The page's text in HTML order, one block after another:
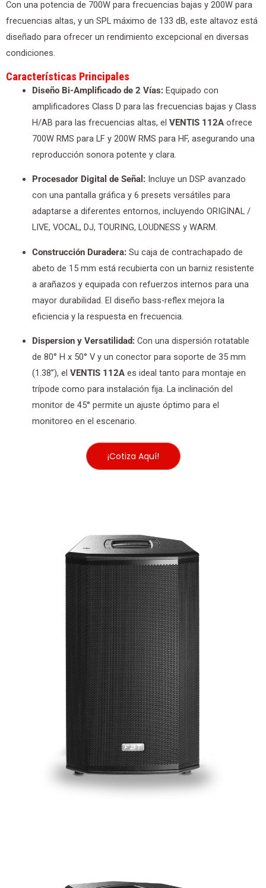
Con una potencia de 700W para frecuencias bajas y 200W para
frecuencias altas, y un SPL máximo de 133 dB, este altavoz está
diseñado para ofrecer un rendimiento excepcional en diversas
condiciones.
Características Principales
Diseño Bi-Amplificado de 2 Vías:Equipado con
amplificadores Class D para las frecuencias bajas y Class
H/AB para las frecuencias altas, el VENTIS 112Aofrece
700W RMS para LF y 200W RMS para HF, asegurando una
reproducción sonora potente y clara.
Procesador Digital de Señal:Incluye un DSP avanzado
con una pantalla gráfica y 6 presets versátiles para
adaptarse a diferentes entornos, incluyendo ORIGINAL /
LIVE, VOCAL, DJ, TOURING, LOUDNESS y WARM.
Construcción Duradera:Su caja de contrachapado de
abeto de 15 mm está recubierta con un barniz resistente
a arañazos y equipada con refuerzos internos para una
mayor durabilidad. El diseño bass-reflex mejora la
eficiencia y la respuesta en frecuencia.
Dispersion y Versatilidad:Con una dispersión rotatable
de 80° H x 50° V y un conector para soporte de 35 mm
(1.38’’), el VENTIS 112Aes ideal tanto para montaje en
trípode como para instalación fija. La inclinación del
monitor de 45° permite un ajuste óptimo para el
monitoreo en el escenario.
¡Cotiza Aquí!